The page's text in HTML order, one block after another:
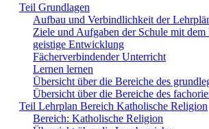
Teil Grundlagen
Aufbau und Verbindlichkeit der
Ziele und Aufgaben der Schule mit
geistige Entwicklung
Fächerverbindender Unterricht
Lernen lernen
Übersicht über die Bereiche des
Übersicht über die Bereiche des
Teil Lehrplan Bereich Katholische Religion
Bereich: Katholische Religion